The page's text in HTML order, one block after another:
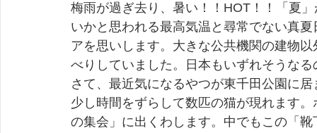
梅雨が過ぎ去り、暑い！！HOT！！「夏
いかと思われる最高気温と尋常でない真
アを思いします。大きな公共機関の建物
べりしていました。日本もいずれそうな
さて、最近気になるやつが東千田公園に
少し時間をずらして数匹の猫が現れます
の集会」に出くわします。中でもこの「